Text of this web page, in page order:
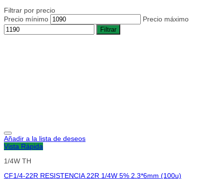
Filtrar por precio
Precio mínimo
Precio máximo
Filtrar
Añadir a la lista de deseos
Vista Rápida
1/4W TH
CF1/4-22R RESISTENCIA 22R 1/4W 5% 2.3*6mm (100u)